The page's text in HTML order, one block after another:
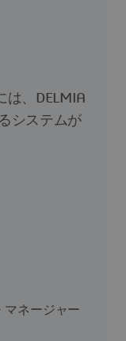
は、DELMIA
システムが
マネージャー